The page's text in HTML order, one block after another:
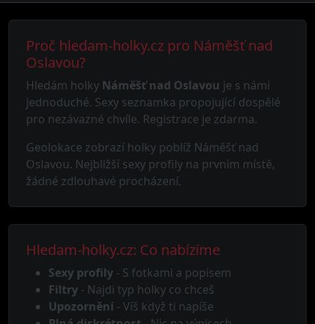
Proč hledam-holky.cz pro Náměšť nad
Oslavou?
Hledám holky Náměšť nad Oslavou je s námi
jednoduché. Sexy seznamka propojující dospělé
pro nezávazné chvíle. Registrace je zdarma.
Geolokace zobrazí holky poblíž Náměšť nad
Oslavou. Nejbližší sexy profily na prvním místě,
žádné zdlouhavé procházení.
Hledam-holky.cz: Co nabízíme
Sexy profily - S fotkami a popisem
Filtry - Najdi typ holky co chceš
Upozornění - Víš když ti napíše